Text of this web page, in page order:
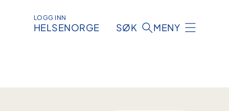
LOGG INN
HELSENORGE SØK MENY